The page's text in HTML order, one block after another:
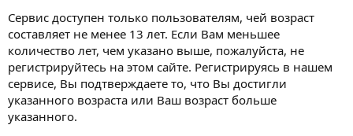
Сервис доступен только пользователям, чей возраст
составляет не менее 13 лет. Если Вам меньшее
количество лет, чем указано выше, пожалуйста, не
регистрируйтесь на этом сайте. Регистрируясь в нашем
сервисе, Вы подтверждаете то, что Вы достигли
указанного возраста или Ваш возраст больше
указанного.